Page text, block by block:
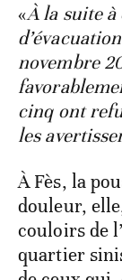
«À la suite
novembre
cinq ont
les
À Fès, la
douleur,
couloirs de
quartier